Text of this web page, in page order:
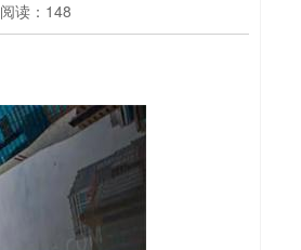
阅读：148